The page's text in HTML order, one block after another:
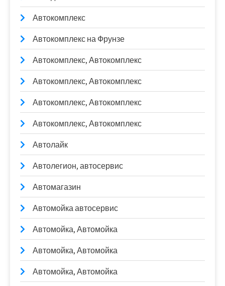
Автокомплекс
Автокомплекс на Фрунзе
Автокомплекс, Автокомплекс
Автокомплекс, Автокомплекс
Автокомплекс, Автокомплекс
Автокомплекс, Автокомплекс
Автолайк
Автолегион, автосервис
Автомагазин
Автомойка автосервис
Автомойка, Автомойка
Автомойка, Автомойка
Автомойка, Автомойка